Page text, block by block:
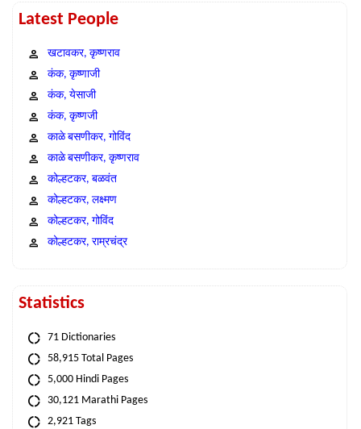
Latest People
खटावकर, कृष्णराव
कंक, कृष्णाजी
कंक, येसाजी
कंक, कृष्णजी
काळे बसणीकर, गोविंद
काळे बसणीकर, कृष्णराव
कोल्हटकर, बळवंत
कोल्हटकर, लक्ष्मण
कोल्हटकर, गोविंद
कोल्हटकर, राम्रचंद्र
Statistics
71 Dictionaries
58,915 Total Pages
5,000 Hindi Pages
30,121 Marathi Pages
2,921 Tags